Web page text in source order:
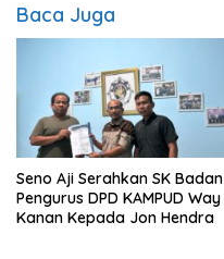
Baca Juga
Seno Aji Serahkan SK Badan
Pengurus DPD KAMPUD Way
Kanan Kepada Jon Hendra